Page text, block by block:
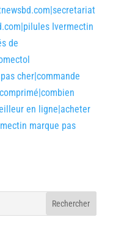
Ivermectin
de
cher|commande
en ligne|acheter
marque pas